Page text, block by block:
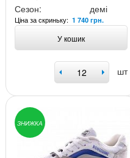
Сезон:
демі
Ціна за скриньку: 1 740 грн.
У кошик
шт
ЗНИЖКА